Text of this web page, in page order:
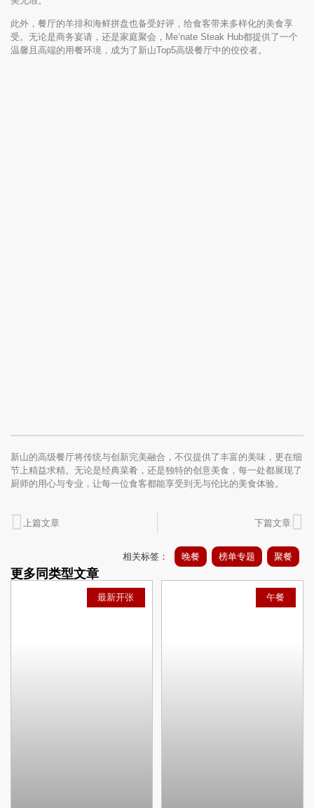
此外，餐厅的羊排和海鲜拼盘也备受好评，给食客带来多样化的美食享
受。无论是商务宴请，还是家庭聚会，Me’nate Steak Hub都提供了一个
温馨且高端的用餐环境，成为了新山Top5高级餐厅中的佼佼者。
新山的高级餐厅将传统与创新完美融合，不仅提供了丰富的美味，更在细
节上精益求精。无论是经典菜肴，还是独特的创意美食，每一处都展现了
厨师的用心与专业，让每一位食客都能享受到无与伦比的美食体验。
上篇文章 下篇文章
最新开张 午餐
相关标签： 晚餐 榜单专题 聚餐
更多同类型文章